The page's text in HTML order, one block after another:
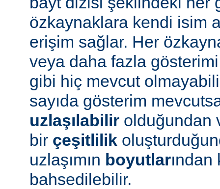
özkaynaklara kendi isim
erişim sağlar. Her
veya daha fazla
gibi hiç mevcut
sayıda gösterim
uzlaşılabilir olduğundan
bir çeşitlilik
uzlaşımın boyutlarından
bahsedilebilir.